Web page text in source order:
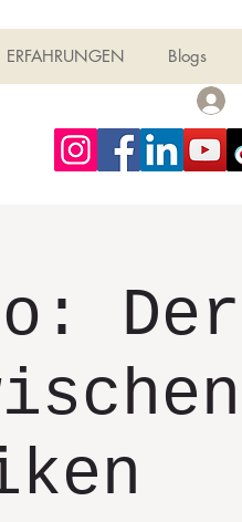
ERFAHRUNGEN Blogs
Der